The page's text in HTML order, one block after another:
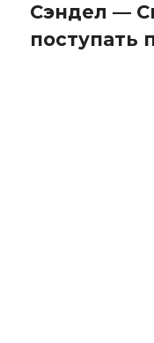
Сэндел —
поступать